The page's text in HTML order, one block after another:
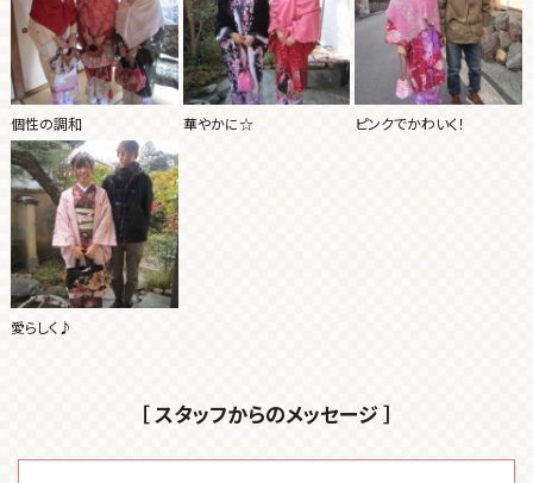
個性の調和 華やかに☆ ピンクでかわいく！
愛らしく♪
［ スタッフからのメッセージ ］